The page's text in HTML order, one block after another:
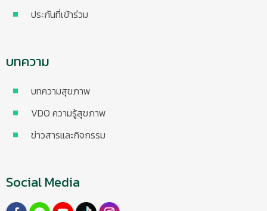
ประกันที่เข้าร่วม
บทความ
บทความสุขภาพ
VDO ความรู้สุขภาพ
ข่าวสารและกิจกรรม
Social Media